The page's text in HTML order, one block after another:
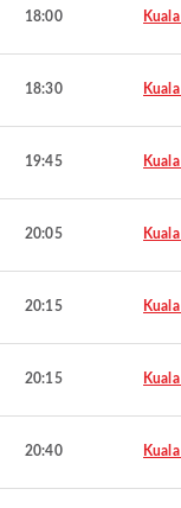
18:00
18:30
19:45
20:05
20:15
20:15
20:40